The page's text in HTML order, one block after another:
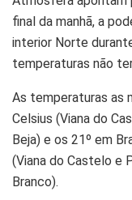
final da manhã, a
interior Norte
temperaturas não
As temperaturas as
Celsius (Viana do
Beja) e os 21º em
(Viana do Castelo e
Branco).